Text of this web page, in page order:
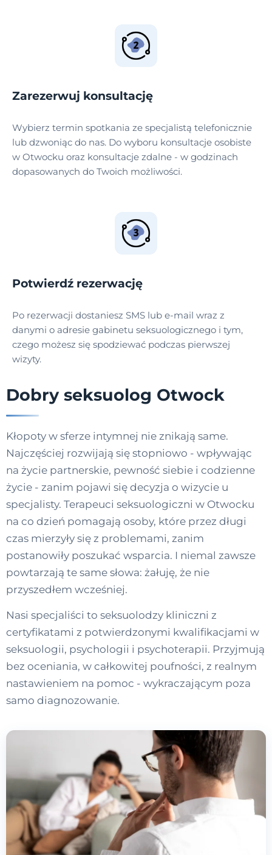
Zarezerwuj konsultację
Wybierz termin spotkania ze specjalistą telefonicznie
lub dzwoniąc do nas. Do wyboru konsultacje osobiste
w Otwocku oraz konsultacje zdalne - w godzinach
dopasowanych do Twoich możliwości.
Potwierdź rezerwację
Po rezerwacji dostaniesz SMS lub e-mail wraz z
danymi o adresie gabinetu seksuologicznego i tym,
czego możesz się spodziewać podczas pierwszej
wizyty.
Dobry seksuolog Otwock
Kłopoty w sferze intymnej nie znikają same.
Najczęściej rozwijają się stopniowo - wpływając
na życie partnerskie, pewność siebie i codzienne
życie - zanim pojawi się decyzja o wizycie u
specjalisty. Terapeuci seksuologiczni w Otwocku
na co dzień pomagają osoby, które przez długi
czas mierzyły się z problemami, zanim
postanowiły poszukać wsparcia. I niemal zawsze
powtarzają te same słowa: żałuję, że nie
przyszedłem wcześniej.
Nasi specjaliści to seksuolodzy kliniczni z
certyfikatami z potwierdzonymi kwalifikacjami w
seksuologii, psychologii i psychoterapii. Przyjmują
bez oceniania, w całkowitej poufności, z realnym
nastawieniem na pomoc - wykraczającym poza
samo diagnozowanie.